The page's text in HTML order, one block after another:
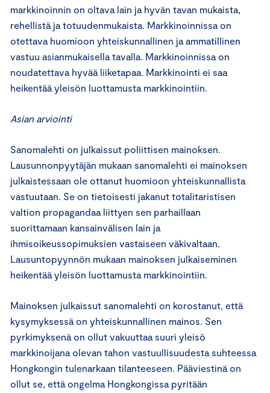
markkinoinnin on oltava lain ja hyvän tavan mukaista,
rehellistä ja totuudenmukaista. Markkinoinnissa on
otettava huomioon yhteiskunnallinen ja ammatillinen
vastuu asianmukaisella tavalla. Markkinoinnissa on
noudatettava hyvää liiketapaa. Markkinointi ei saa
heikentää yleisön luottamusta markkinointiin.
Asian arviointi
Sanomalehti on julkaissut poliittisen mainoksen.
Lausunnonpyytäjän mukaan sanomalehti ei mainoksen
julkaistessaan ole ottanut huomioon yhteiskunnallista
vastuutaan. Se on tietoisesti jakanut totalitaristisen
valtion propagandaa liittyen sen parhaillaan
suorittamaan kansainvälisen lain ja
ihmisoikeussopimuksien vastaiseen väkivaltaan.
Lausuntopyynnön mukaan mainoksen julkaiseminen
heikentää yleisön luottamusta markkinointiin.
Mainoksen julkaissut sanomalehti on korostanut, että
kysymyksessä on yhteiskunnallinen mainos. Sen
pyrkimyksenä on ollut vakuuttaa suuri yleisö
markkinoijana olevan tahon vastuullisuudesta suhteessa
Hongkongin tulenarkaan tilanteeseen. Pääviestinä on
ollut se, että ongelma Hongkongissa pyritään